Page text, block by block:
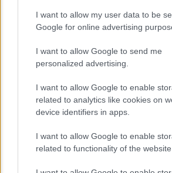
I want to allow my user data to be
Google for online advertising
I want to allow Google to send me
personalized advertising.
I want to allow Google to enable
related to analytics like cookies on
device identifiers in apps.
I want to allow Google to enable
related to functionality of the website
Venti anni fa nascevano
telematiche in Italia
UniMarconi